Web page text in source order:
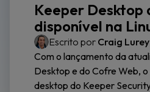
Keeper Desktop
disponível na
Escrito por Craig Lurey
Com o lançamento da
Desktop e do Cofre Web,
desktop do Keeper